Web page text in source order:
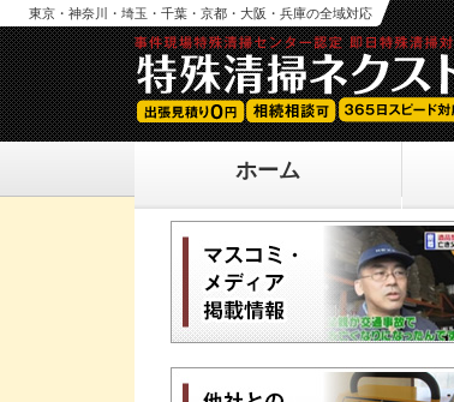
東京・神奈川・埼玉・千葉・京都・大阪・兵庫の全域対応
ホーム